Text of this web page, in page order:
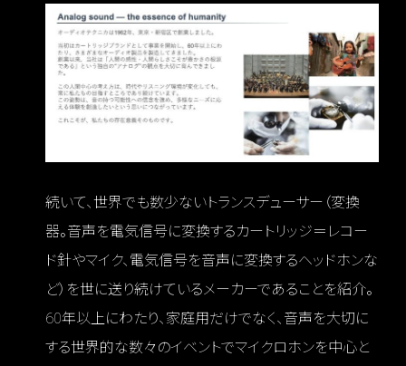
続いて、世界でも数少ないトランスデューサー（変換
器。音声を電気信号に変換するカートリッジ＝レコー
ド針やマイク、電気信号を音声に変換するヘッドホンな
ど）を世に送り続けているメーカーであることを紹介。
60年以上にわたり、家庭用だけでなく、音声を大切に
する世界的な数々のイベントでマイクロホンを中心と